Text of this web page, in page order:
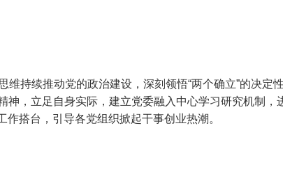
持续推动党的政治建设，深刻领悟“两个确立”的决定
神，立足自身实际，建立党委融入中心学习研究机制
作搭台，引导各党组织掀起干事创业热潮。